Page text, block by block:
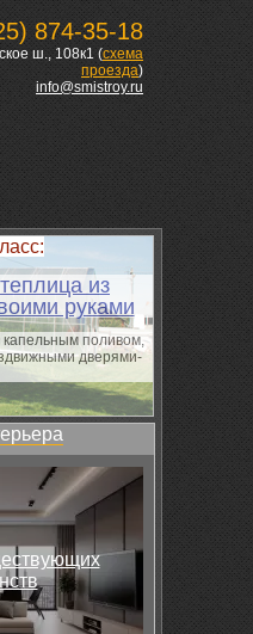
874-35-18
ш., 108к1 (схема
проезда)
info@smistroy.ru
из
руками
капельным поливом,
дверями-